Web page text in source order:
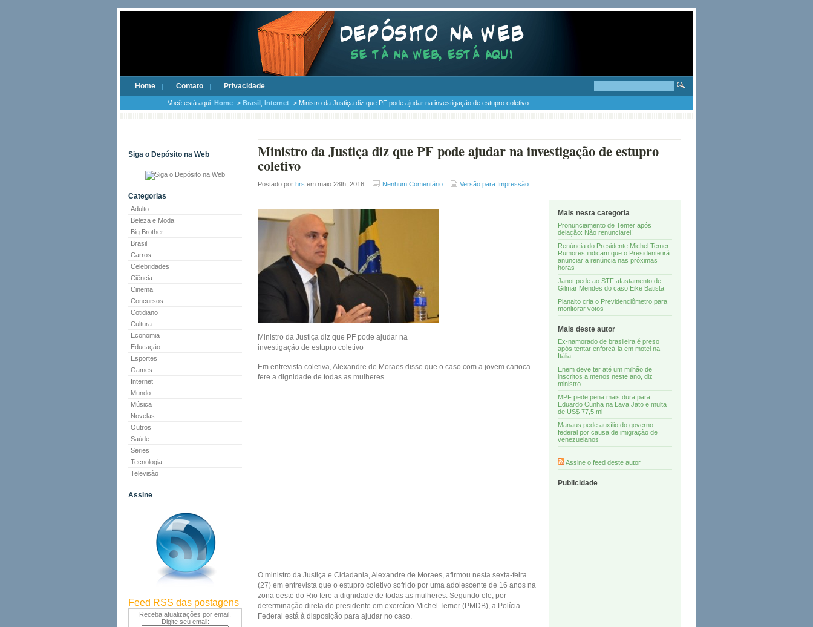
Home Contato Privacidade
Você está aqui: Home -> Brasil Internet -> Ministro da Justiça diz que PF pode ajudar na investigação de estupro coletivo
Siga o Depósito na Web
Categorias
Adulto
Beleza e Moda
Big Brother
Brasil
Carros
Celebridades
Ciência
Cinema
Concursos
Cotidiano
Cultura
Economia
Educação
Esportes
Games
Internet
Mundo
Música
Novelas
Outros
Saúde
Series
Tecnologia
Televisão
Assine
Feed RSS das postagens
Receba atualizações por email.
Digite seu email:
Ministro da Justiça diz que PF pode ajudar na investigação de estupro
coletivo
Postado por hrs em maio 28th, 2016 Nenhum Comentário Versão para Impressão
Ministro da Justiça diz que PF pode ajudar na
investigação de estupro coletivo
Em entrevista coletiva, Alexandre de Moraes disse que o caso com a jovem carioca
fere a dignidade de todas as mulheres
O ministro da Justiça e Cidadania, Alexandre de Moraes, afirmou nesta sexta-feira
(27) em entrevista que o estupro coletivo sofrido por uma adolescente de 16 anos na
zona oeste do Rio fere a dignidade de todas as mulheres. Segundo ele, por
determinação direta do presidente em exercício Michel Temer (PMDB), a Polícia
Federal está à disposição para ajudar no caso.
Mais nesta categoria
Pronunciamento de Temer após
delação: Não renunciarei!
Renúncia do Presidente Michel Temer:
Rumores indicam que o Presidente irá
anunciar a renúncia nas próximas
horas
Janot pede ao STF afastamento de
Gilmar Mendes do caso Eike Batista
Planalto cria o Previdenciômetro para
monitorar votos
Mais deste autor
Ex-namorado de brasileira é preso
após tentar enforcá-la em motel na
Itália
Enem deve ter até um milhão de
inscritos a menos neste ano, diz
ministro
MPF pede pena mais dura para
Eduardo Cunha na Lava Jato e multa
de US$ 77,5 mi
Manaus pede auxílio do governo
federal por causa de imigração de
venezuelanos
Assine o feed deste autor
Publicidade